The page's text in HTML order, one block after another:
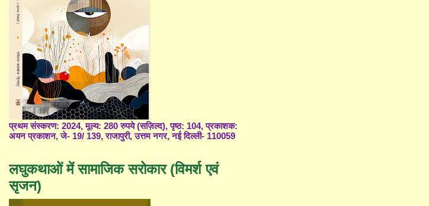
प्रथम संस्करण: 2024, मूल्य: 280 रुपये (सज़िल्द), पृष्ठ: 104, प्रकाशक:
अयन प्रकाशन, जे- 19/ 139, राजापुरी, उत्तम नगर, नई दिल्ली- 110059
लघुकथाओं में सामाजिक सरोकार (विमर्श एवं
सृजन)